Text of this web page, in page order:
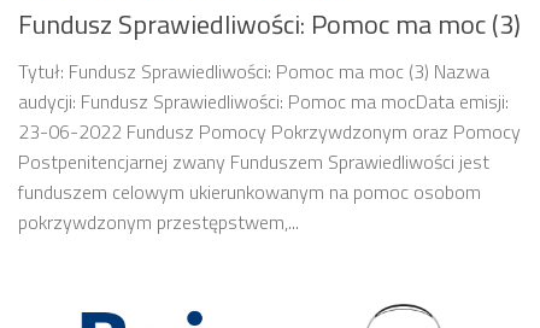
Fundusz Sprawiedliwości: Pomoc ma moc (3)
Tytuł: Fundusz Sprawiedliwości: Pomoc ma moc (3) Nazwa
audycji: Fundusz Sprawiedliwości: Pomoc ma mocData emisji:
23-06-2022 Fundusz Pomocy Pokrzywdzonym oraz Pomocy
Postpenitencjarnej zwany Funduszem Sprawiedliwości jest
funduszem celowym ukierunkowanym na pomoc osobom
pokrzywdzonym przestępstwem,...